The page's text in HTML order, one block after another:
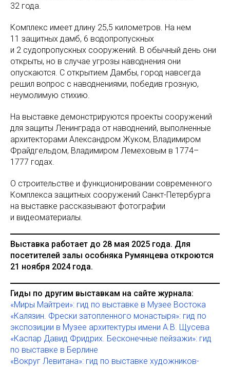
32 года.
Комплекс имеет длину 25,5 километров. На нем
11 защитных дамб, 6 водопропускных
и 2 судопропускных сооружений. В обычный день они
открыты, но в случае угрозы наводнения они
опускаются. С открытием Дамбы, город навсегда
решил вопрос с наводнениями, победив грозную,
неумолимую стихию.
На выставке демонстрируются проекты сооружений
для защиты Ленинграда от наводнений, выполненные
архитекторами Александром Жуком, Владимиром
Фрайдгельдом, Владимиром Лемеховым в 1774–
1777 годах.
О строительстве и функционировании современного
Комплекса защитных сооружений Санкт-Петербурга
на выставке рассказывают фотографии
и видеоматериалы.
Выставка работает до 28 мая 2025 года. Для
посетителей залы особняка Румянцева откроются
21 ноября 2024 года.
Гиды по другим выставкам на сайте журнала:
«Миры Майтреи»: гид по выставке в Музее Востока
«Калязин. Фрески затопленного монастыря»: гид по
экспозиции в Музее архитектуры имени А.В. Щусева
«Каспар Давид Фридрих. Бесконечные пейзажи»: гид
по выставке в Берлине
«Вокруг Левитана»: гид по выставке художников-